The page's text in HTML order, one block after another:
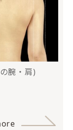
腕・肩)